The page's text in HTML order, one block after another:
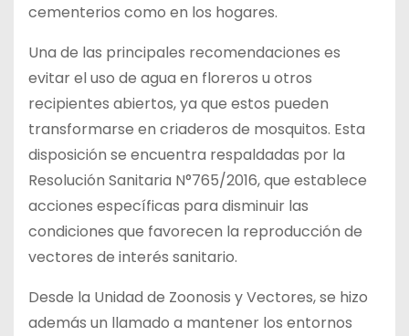
cementerios como en los hogares.
Una de las principales recomendaciones es
evitar el uso de agua en floreros u otros
recipientes abiertos, ya que estos pueden
transformarse en criaderos de mosquitos. Esta
disposición se encuentra respaldadas por la
Resolución Sanitaria N°765/2016, que establece
acciones específicas para disminuir las
condiciones que favorecen la reproducción de
vectores de interés sanitario.
Desde la Unidad de Zoonosis y Vectores, se hizo
además un llamado a mantener los entornos